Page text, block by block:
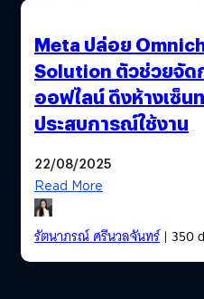
Meta ปล่อย
Solution ตัวช่วยจัด
ออฟไลน์ ดึงห้างเซ็น
ประสบการณ์ใช้งาน
22/08/2025
Read More
รัตนาภรณ์ ศรีนวลจันทร์| 350